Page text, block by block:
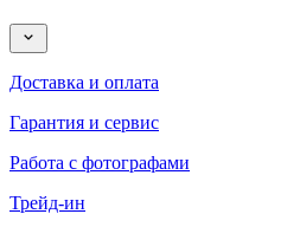
Доставка и оплата
Гарантия и сервис
Работа с фотографами
Трейд-ин